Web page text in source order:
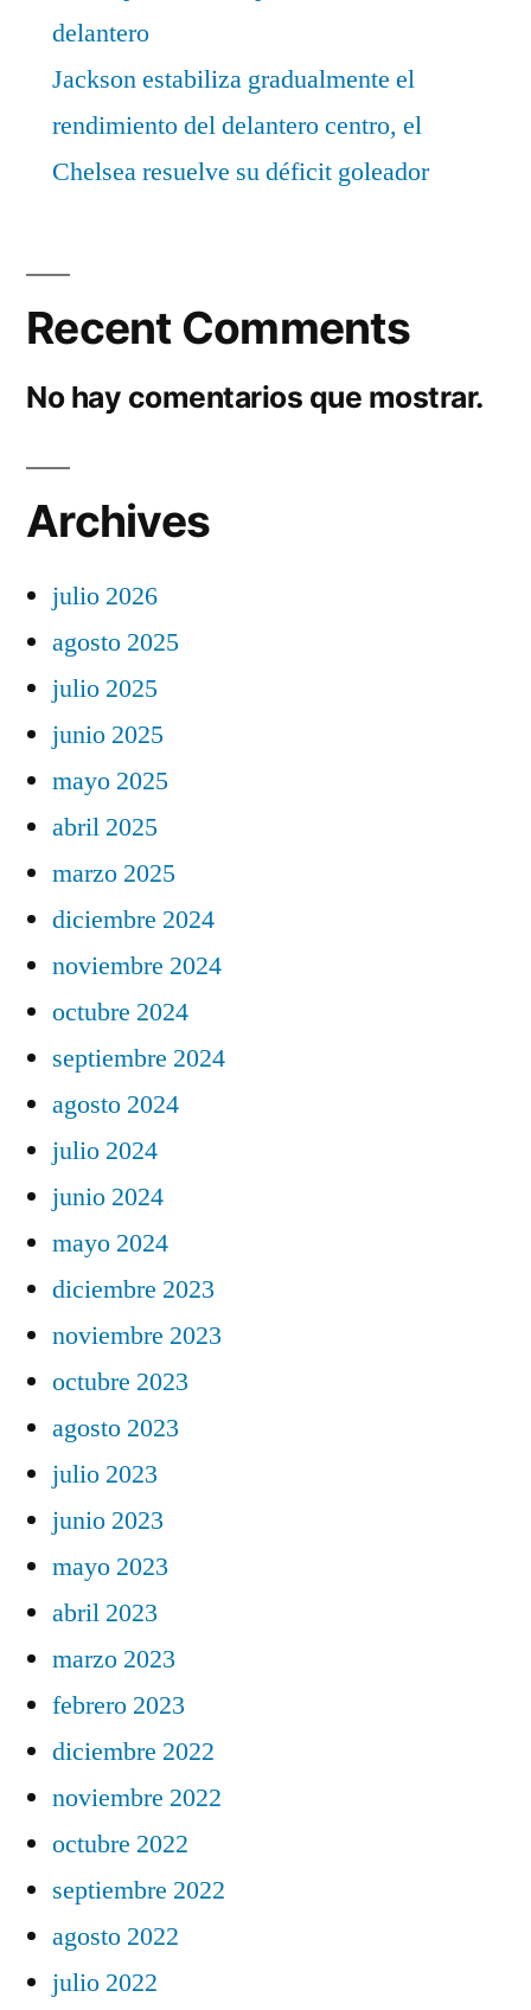
delantero
Jackson estabiliza gradualmente el
rendimiento del delantero centro, el
Chelsea resuelve su déficit goleador
Recent Comments
No hay comentarios que mostrar.
Archives
julio 2026
agosto 2025
julio 2025
junio 2025
mayo 2025
abril 2025
marzo 2025
diciembre 2024
noviembre 2024
octubre 2024
septiembre 2024
agosto 2024
julio 2024
junio 2024
mayo 2024
diciembre 2023
noviembre 2023
octubre 2023
agosto 2023
julio 2023
junio 2023
mayo 2023
abril 2023
marzo 2023
febrero 2023
diciembre 2022
noviembre 2022
octubre 2022
septiembre 2022
agosto 2022
julio 2022